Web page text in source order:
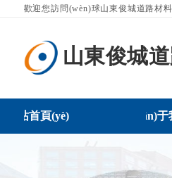
歡迎您訪問(wèn)球山東俊城道路材
山東俊城
站首頁(yè) 關(guān)于